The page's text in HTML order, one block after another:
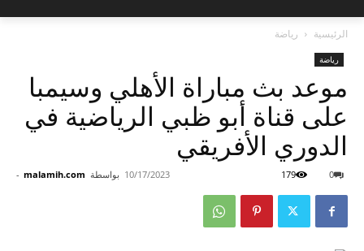
الرئيسية رياضة
رياضة
موعد بث مباراة الأهلي وسيمبا
على قناة أبو ظبي الرياضية في
الدوري الأفريقي
بواسطة malamih.com
- 10/17/2023 0
179